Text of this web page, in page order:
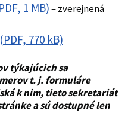
1 MB)– zverejnená
770 kB)
týkajúcich sa
t. j. formuláre
k nim, tieto sekretariát
a sú dostupné len